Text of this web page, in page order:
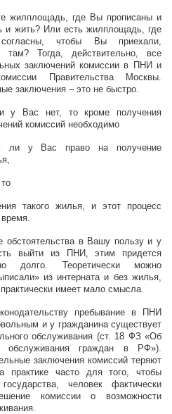
жилплощадь, где Вы прописаны и
и жить? Или есть жилплощадь, где
чтобы Вы приехали,
Тогда, действительно, все
заключений комиссии в ПНИ и
Правительства Москвы.
заключения – это не быстро.
у Вас нет, то кроме получения
комиссий необходимо
ли у Вас право на получение
такого жилья, и этот процесс
обстоятельства в Вашу пользу и у
выйти из ПНИ, этим придется
долго. Теоретически можно
из интерната и без жилья,
имеет мало смысла.
пребывание в ПНИ
и у гражданина существует
обслуживания (ст. 18 ФЗ «Об
обслуживания граждан в РФ»).
заключения комиссий теряют
практике часто для того, чтобы
человек фактически
комиссии о возможности